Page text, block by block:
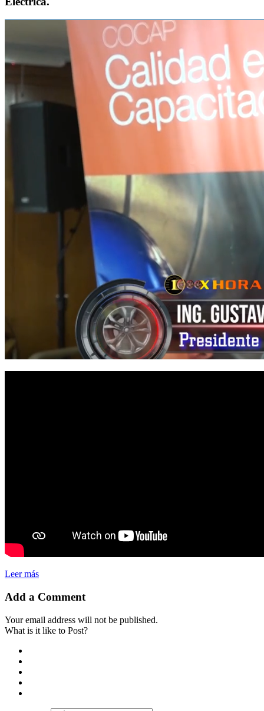
Leer más
Add a Comment
Your email address will not be published.
What is it like to Post?